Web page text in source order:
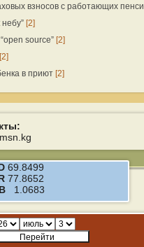
взносов с работающих
[2]
source” [2]
[2]
в приют [2]
69.8499
77.8652
1.0683